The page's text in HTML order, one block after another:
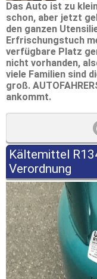
Das Auto ist zu
schon, aber jetzt
den ganzen
Erfrischungstuch
verfügbare Platz
nicht vorhanden,
viele Familien sind
groß.
ankommt.
Kältemittel
Verordnung